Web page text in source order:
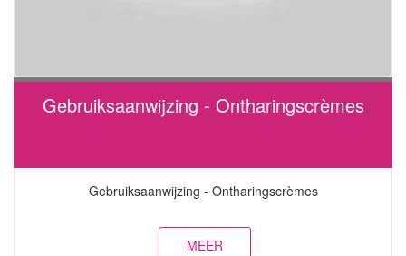
Gebruiksaanwijzing - Ontharingscrèmes
Gebruiksaanwijzing - Ontharingscrèmes
MEER